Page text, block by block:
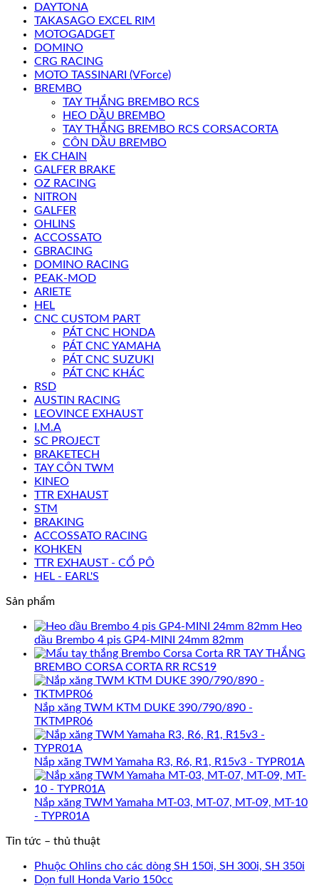
DAYTONA
TAKASAGO EXCEL RIM
MOTOGADGET
DOMINO
CRG RACING
MOTO TASSINARI (VForce)
BREMBO
TAY THẮNG BREMBO RCS
HEO DẦU BREMBO
TAY THẮNG BREMBO RCS CORSACORTA
CÔN DẦU BREMBO
EK CHAIN
GALFER BRAKE
OZ RACING
NITRON
GALFER
OHLINS
ACCOSSATO
GBRACING
DOMINO RACING
PEAK-MOD
ARIETE
HEL
CNC CUSTOM PART
PÁT CNC HONDA
PÁT CNC YAMAHA
PÁT CNC SUZUKI
PÁT CNC KHÁC
RSD
AUSTIN RACING
LEOVINCE EXHAUST
I.M.A
SC PROJECT
BRAKETECH
TAY CÔN TWM
KINEO
TTR EXHAUST
STM
BRAKING
ACCOSSATO RACING
KOHKEN
TTR EXHAUST - CỔ PÔ
HEL - EARL'S
Sản phẩm
Heo
dầu Brembo 4 pis GP4-MINI 24mm 82mm
TAY THẮNG
BREMBO CORSA CORTA RR RCS19
Nắp xăng TWM KTM DUKE 390/790/890 -
TKTMPR06
Nắp xăng TWM Yamaha R3, R6, R1, R15v3 - TYPR01A
Nắp xăng TWM Yamaha MT-03, MT-07, MT-09, MT-10
- TYPR01A
Tin tức – thủ thuật
Phuộc Ohlins cho các dòng SH 150i, SH 300i, SH 350i
Dọn full Honda Vario 150cc